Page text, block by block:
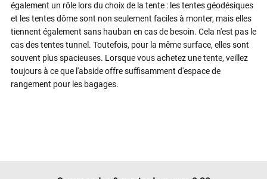
également un rôle lors du choix de la tente : les tentes géodésiques
et les tentes dôme sont non seulement faciles à monter, mais elles
tiennent également sans hauban en cas de besoin. Cela n'est pas le
cas des tentes tunnel. Toutefois, pour la même surface, elles sont
souvent plus spacieuses. Lorsque vous achetez une tente, veillez
toujours à ce que l'abside offre suffisamment d'espace de
rangement pour les bagages.